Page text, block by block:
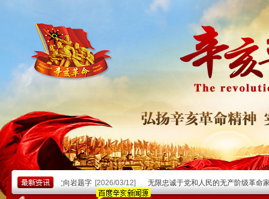
天瑜先生为祖父向岩题字 [2026/03/12] 无限忠诚于党和人民的无产阶级革命